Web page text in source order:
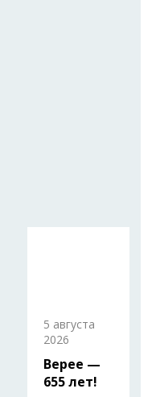
5 августа
2026
Верее —
655 лет!